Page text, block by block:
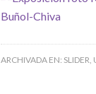
ARCHIVADA EN: SLIDER,